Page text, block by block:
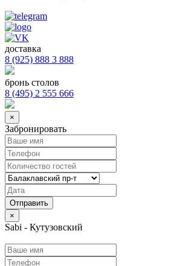
доставка
8 (925) 888 3 888
бронь столов
8 (495) 2 555 666
×
Забронировать
×
Sabi - Кутузовский